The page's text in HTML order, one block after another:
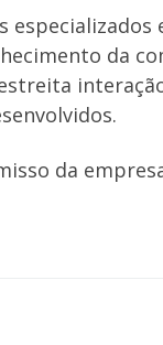
especializados
da
da